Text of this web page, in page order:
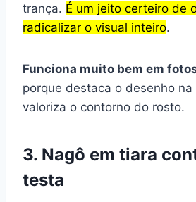
trança. É um jeito certeiro de
radicalizar o visual inteiro.
Funciona muito bem em
porque destaca o desenho
valoriza o contorno do rosto.
3. Nagô em tiara
testa